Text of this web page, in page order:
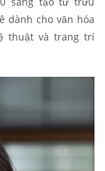
dành cho văn hóa
thuật và trang trí